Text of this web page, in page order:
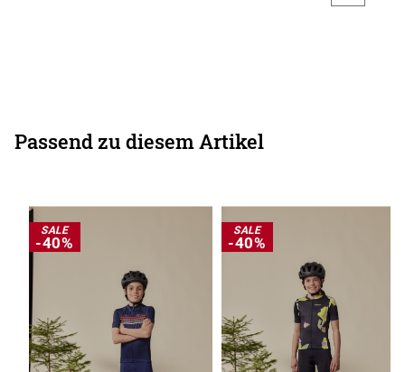
Passend zu diesem Artikel
SALE
-40%
SALE
-40%